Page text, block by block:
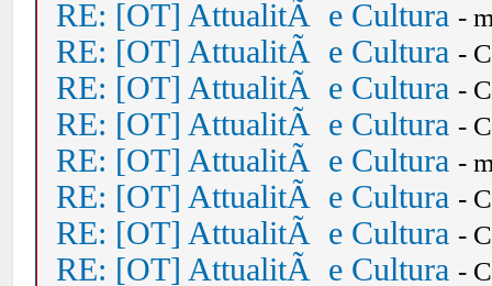
RE: [OT] AttualitÃ e Cultura -
RE: [OT] AttualitÃ e Cultura -
RE: [OT] AttualitÃ e Cultura -
RE: [OT] AttualitÃ e Cultura -
RE: [OT] AttualitÃ e Cultura -
RE: [OT] AttualitÃ e Cultura -
RE: [OT] AttualitÃ e Cultura -
RE: [OT] AttualitÃ e Cultura -